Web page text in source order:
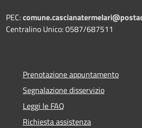
PEC:
Centralino Unico: 0587/687511
Prenotazione appuntamento
Segnalazione disservizio
Leggi le FAQ
Richiesta assistenza